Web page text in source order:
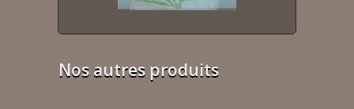
Nos autres produits